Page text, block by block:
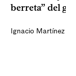
berreta” del
Ignacio Martínez